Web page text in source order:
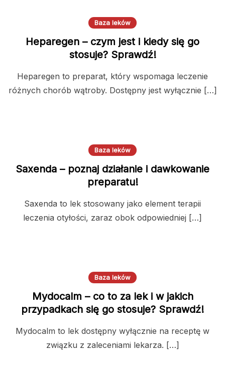
Baza leków
Heparegen – czym jest i kiedy się go
stosuje? Sprawdź!
Heparegen to preparat, który wspomaga leczenie
różnych chorób wątroby. Dostępny jest wyłącznie […]
Baza leków
Saxenda – poznaj działanie i dawkowanie
preparatu!
Saxenda to lek stosowany jako element terapii
leczenia otyłości, zaraz obok odpowiedniej […]
Baza leków
Mydocalm – co to za lek i w jakich
przypadkach się go stosuje? Sprawdź!
Mydocalm to lek dostępny wyłącznie na receptę w
związku z zaleceniami lekarza. […]